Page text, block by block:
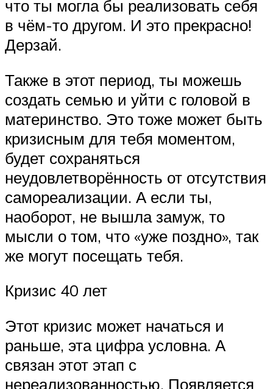
что ты могла бы реализовать себя
в чём-то другом. И это прекрасно!
Дерзай.
Также в этот период, ты можешь
создать семью и уйти с головой в
материнство. Это тоже может быть
кризисным для тебя моментом,
будет сохраняться
неудовлетворённость от отсутствия
самореализации. А если ты,
наоборот, не вышла замуж, то
мысли о том, что «уже поздно», так
же могут посещать тебя.
Кризис 40 лет
Этот кризис может начаться и
раньше, эта цифра условна. А
связан этот этап с
нереализованностью. Появляется